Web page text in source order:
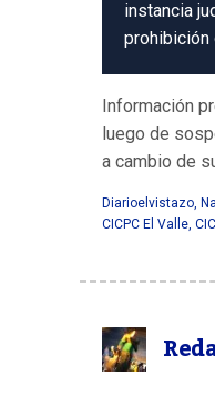
instancia
prohibición
Información
luego de
a cambio de
Diarioelvistazo,
CICPC El Valle,